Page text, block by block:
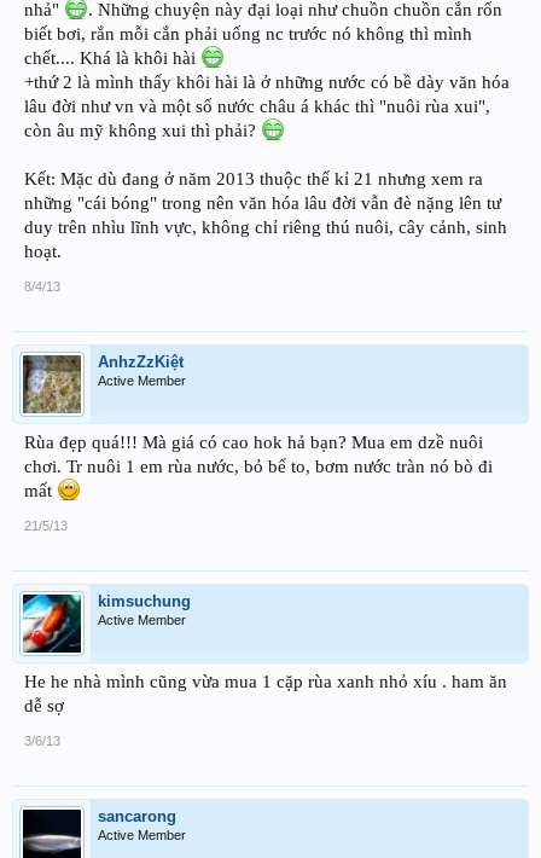
nhả"
. Những chuyện này đại loại như chuồn chuồn cắn rốn
biết bơi, rắn mỗi cắn phải uống nc trước nó không thì mình
chết.... Khá là khôi hài
+thứ 2 là mình thấy khôi hài là ở những nước có bề dày văn hóa
lâu đời như vn và một số nước châu á khác thì "nuôi rùa xui",
còn âu mỹ không xui thì phải?
Kết: Mặc dù đang ở năm 2013 thuộc thế kỉ 21 nhưng xem ra
những "cái bóng" trong nên văn hóa lâu đời vẫn đè nặng lên tư
duy trên nhìu lĩnh vực, không chỉ riêng thú nuôi, cây cảnh, sinh
hoạt.
8/4/13
AnhzZzKiệt
Active Member
Rùa đẹp quá!!! Mà giá có cao hok hả bạn? Mua em dzề nuôi
chơi. Tr nuôi 1 em rùa nước, bỏ bể to, bơm nước tràn nó bò đi
mất
21/5/13
kimsuchung
Active Member
He he nhà mình cũng vừa mua 1 cặp rùa xanh nhỏ xíu . ham ăn
dễ sợ
3/6/13
sancarong
Active Member